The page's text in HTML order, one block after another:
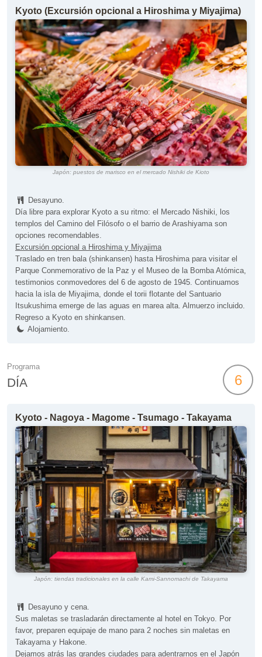
Kyoto (Excursión opcional a Hiroshima y Miyajima)
Japón: puestos de marisco en el mercado Nishiki de Kioto
Desayuno.
Día libre para explorar Kyoto a su ritmo: el Mercado Nishiki, los
templos del Camino del Filósofo o el barrio de Arashiyama son
opciones recomendables.
Excursión opcional a Hiroshima y Miyajima
Traslado en tren bala (shinkansen) hasta Hiroshima para visitar el
Parque Conmemorativo de la Paz y el Museo de la Bomba Atómica,
testimonios conmovedores del 6 de agosto de 1945. Continuamos
hacia la isla de Miyajima, donde el torii flotante del Santuario
Itsukushima emerge de las aguas en marea alta. Almuerzo incluido.
Regreso a Kyoto en shinkansen.
Alojamiento.
Programa
DÍA 6
Kyoto - Nagoya - Magome - Tsumago - Takayama
Japón: tiendas tradicionales en la calle Kami-Sannomachi de Takayama
Desayuno y cena.
Sus maletas se trasladarán directamente al hotel en Tokyo. Por
favor, preparen equipaje de mano para 2 noches sin maletas en
Takayama y Hakone.
Dejamos atrás las grandes ciudades para adentrarnos en el Japón